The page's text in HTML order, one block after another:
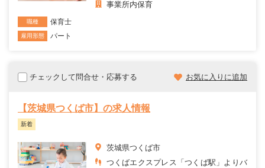
事業所内保育
職種 保育士
雇用形態 パート
チェックして問合せ・応募する お気に入りに追加
【茨城県つくば市】の求人情報
新着
茨城県つくば市
つくばエクスプレス「つくば駅」よりバ